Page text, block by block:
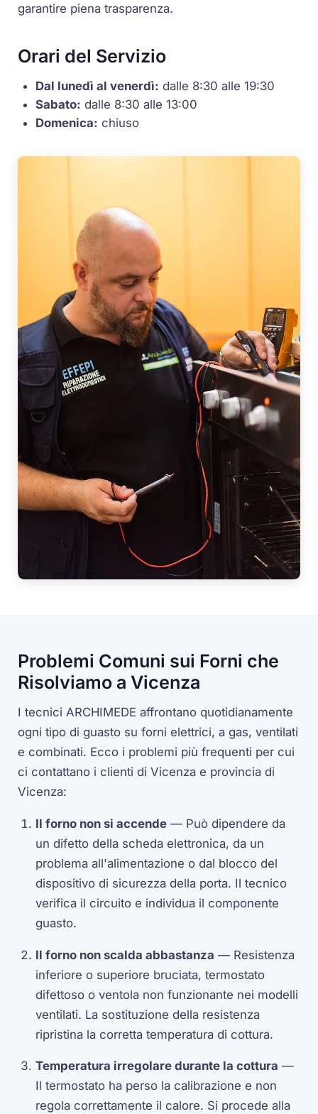
garantire piena trasparenza.
Orari del Servizio
Dal lunedì al venerdì: dalle 8:30 alle 19:30
Sabato: dalle 8:30 alle 13:00
Domenica: chiuso
Problemi Comuni sui Forni che
Risolviamo a Vicenza
I tecnici ARCHIMEDE affrontano quotidianamente
ogni tipo di guasto su forni elettrici, a gas, ventilati
e combinati. Ecco i problemi più frequenti per cui
ci contattano i clienti di Vicenza e provincia di
Vicenza:
Il forno non si accende — Può dipendere da
un difetto della scheda elettronica, da un
problema all'alimentazione o dal blocco del
dispositivo di sicurezza della porta. Il tecnico
verifica il circuito e individua il componente
guasto.
Il forno non scalda abbastanza — Resistenza
inferiore o superiore bruciata, termostato
difettoso o ventola non funzionante nei modelli
ventilati. La sostituzione della resistenza
ripristina la corretta temperatura di cottura.
Temperatura irregolare durante la cottura —
Il termostato ha perso la calibrazione e non
regola correttamente il calore. Si procede alla